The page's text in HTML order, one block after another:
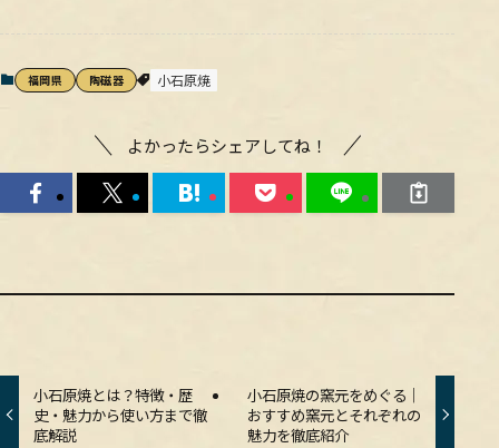
福岡県 陶磁器 小石原焼
よかったらシェアしてね！
小石原焼とは？特徴・歴
史・魅力から使い方まで徹
底解説
小石原焼の窯元をめぐる｜
おすすめ窯元とそれぞれの
魅力を徹底紹介